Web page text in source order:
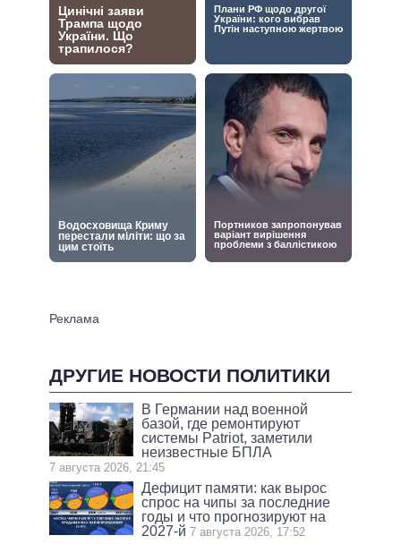
ДРУГИЕ НОВОСТИ ПОЛИТИКИ
В Германии над военной
базой, где ремонтируют
системы Patriot, заметили
неизвестные БПЛА
7 августа 2026, 21:45
Дефицит памяти: как вырос
спрос на чипы за последние
годы и что прогнозируют на
2027-й 7 августа 2026, 17:52